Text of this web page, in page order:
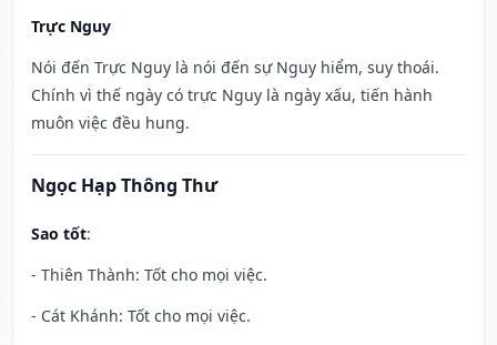
Trực Nguy
Nói đến Trực Nguy là nói đến sự Nguy hiểm, suy thoái.
Chính vì thế ngày có trực Nguy là ngày xấu, tiến hành
muôn việc đều hung.
Ngọc Hạp Thông Thư
Sao tốt:
- Thiên Thành: Tốt cho mọi việc.
- Cát Khánh: Tốt cho mọi việc.